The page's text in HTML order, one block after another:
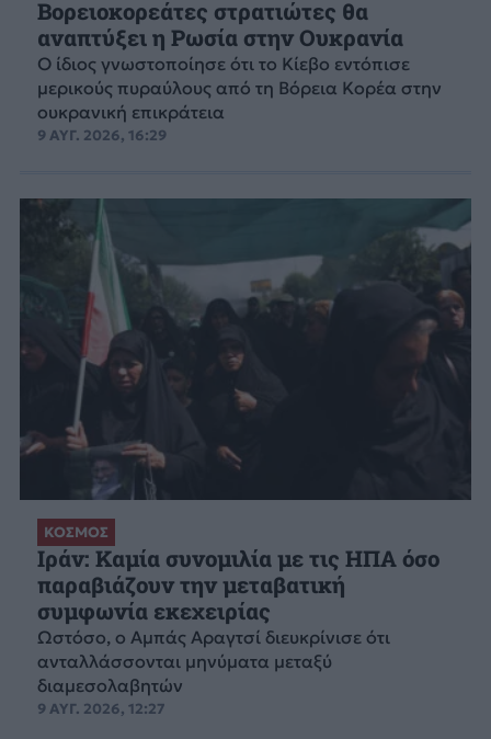
Βορειοκορεάτες στρατιώτες θα
αναπτύξει η Ρωσία στην Ουκρανία
Ο ίδιος γνωστοποίησε ότι το Κίεβο εντόπισε
μερικούς πυραύλους από τη Βόρεια Κορέα στην
ουκρανική επικράτεια
9 ΑΥΓ. 2026, 16:29
ΚΟΣΜΟΣ
Ιράν: Καμία συνομιλία με τις ΗΠΑ όσο
παραβιάζουν την μεταβατική
συμφωνία εκεχειρίας
Ωστόσο, ο Αμπάς Αραγτσί διευκρίνισε ότι
ανταλλάσσονται μηνύματα μεταξύ
διαμεσολαβητών
9 ΑΥΓ. 2026, 12:27